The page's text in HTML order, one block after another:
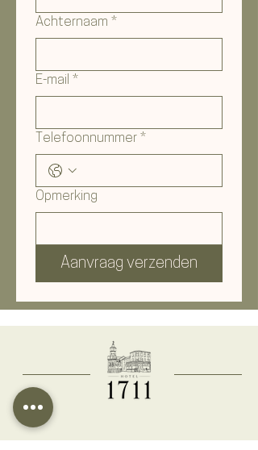
Achternaam *
E-mail *
Telefoonnummer *
Opmerking
Aanvraag verzenden